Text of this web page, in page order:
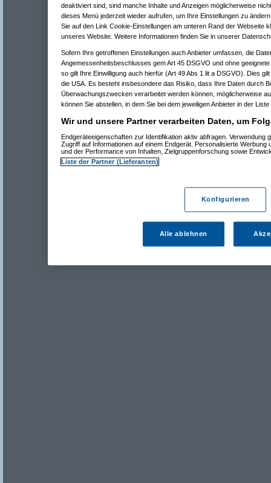
deaktiviert sind, sind manche Inhalte und Anzeigen möglicherweise
dieses Menü jederzeit wieder aufrufen, um Ihre Einstellungen zu
Sie auf den Link Cookie-Einstellungen am unteren Rand der Webseite
unseres Website. Weitere Informationen finden Sie in unserer
Sofern Ihre getroffenen Einstellungen auch Anbieter umfassen, die
Angemessenheitsbeschlusses gem Art 45 DSGVO und ohne
so gilt Ihre Einwilligung auch hierfür (Art 49 Abs 1 lit a DSGVO). Dies
die USA. Es besteht insbesondere das Risiko, dass Ihre Daten durch
Überwachungszwecken verarbeitet werden können, möglicherweise
können Sie abstellen, in dem Sie bei dem jeweiligen Anbieter in der
Wir und unsere Partner verarbeiten Daten, um
Endgeräteeigenschaften zur Identifikation aktiv abfragen. Verwendung
Zugriff auf Informationen auf einem Endgerät. Personalisierte Werbung
und der Performance von Inhalten, Zielgruppenforschung sowie
Liste der Partner (Lieferanten)
Konfigurieren
Alle ablehnen